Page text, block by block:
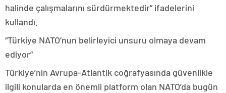
halinde çalışmalarını sürdürmektedir” ifadelerini
kullandı.
“Türkiye NATO’nun belirleyici unsuru olmaya devam
ediyor”
Türkiye’nin Avrupa-Atlantik coğrafyasında güvenlikle
ilgili konularda en önemli platform olan NATO’da bugün